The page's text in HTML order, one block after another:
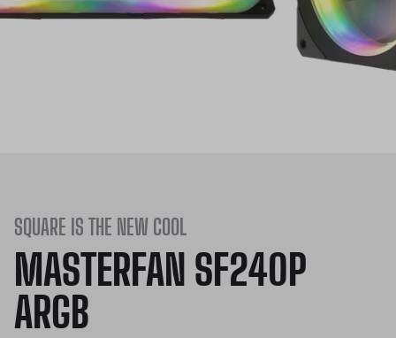
SQUARE IS THE NEW COOL
MASTERFAN SF240P
ARGB